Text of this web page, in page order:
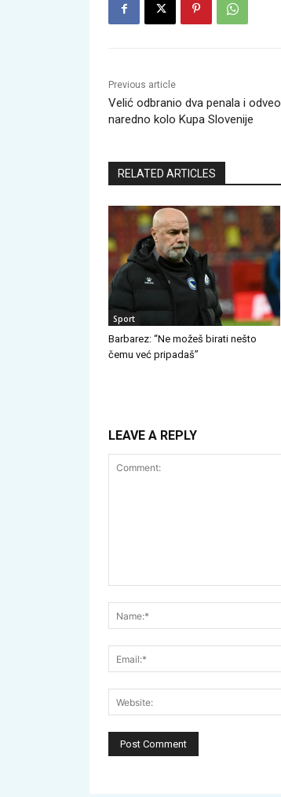
Previous article
Velić odbranio dva penala i
naredno kolo Kupa Slovenije
RELATED ARTICLES
Sport
Barbarez: “Ne možeš birati nešto
čemu već pripadaš”
LEAVE A REPLY